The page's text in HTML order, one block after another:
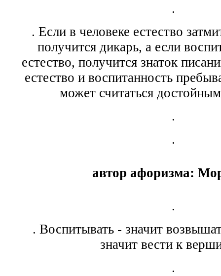
.
. Если в человеке естество
получится дикарь, а если
естество, получится знаток
естество и воспитанность
может считаться
.
.
автор афоризма:
.
. Воспитывать - значит
значит вести к
.